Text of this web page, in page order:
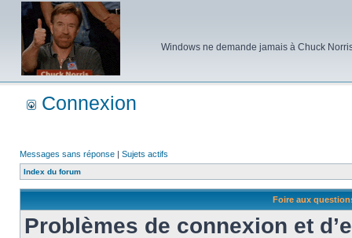
Windows ne demande jamais à Chuck
Connexion
Messages sans réponse | Sujets actifs
Index du forum
Foire aux
Problèmes de connexion et